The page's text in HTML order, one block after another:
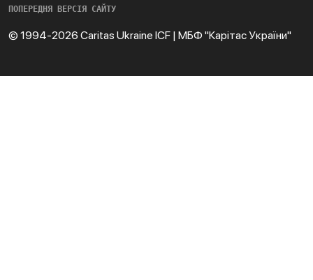
ПОПЕРЕДНЯ ВЕРСІЯ САЙТУ
© 1994-2026 Caritas Ukraine ICF | МБФ "Карітас України"